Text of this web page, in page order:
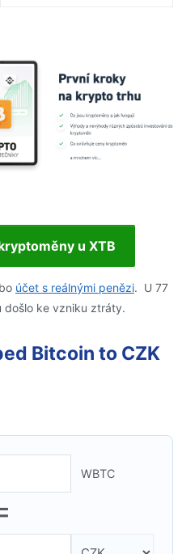
u XTB
účet s reálnými penězi. U 77
došlo ke vzniku ztráty.
Bitcoin to CZK
WBTC